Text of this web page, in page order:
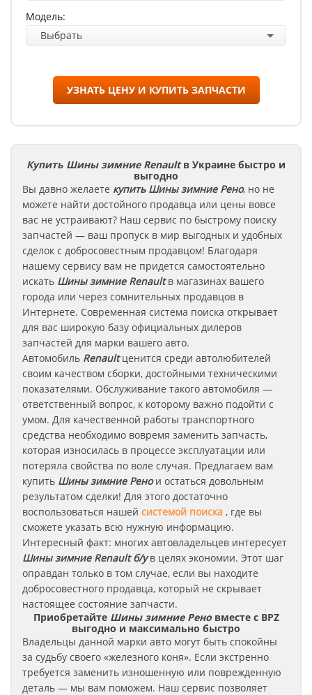
Модель:
Выбрать
УЗНАТЬ ЦЕНУ И КУПИТЬ ЗАПЧАСТИ
Купить Шины зимние Renaultв Украине быстро и
выгодно
Вы давно желаете купить Шины зимниеРено, но не
можете найти достойного продавца или цены вовсе
вас не устраивают? Наш сервис по быстрому поиску
запчастей — ваш пропуск в мир выгодных и удобных
сделок с добросовестным продавцом! Благодаря
нашему сервису вам не придется самостоятельно
искать Шины зимниеRenaultв магазинах вашего
города или через сомнительных продавцов в
Интернете. Современная система поиска открывает
для вас широкую базу официальных дилеров
запчастей для марки вашего авто.
Автомобиль Renault ценится среди автолюбителей
своим качеством сборки, достойными техническими
показателями. Обслуживание такого автомобиля —
ответственный вопрос, к которому важно подойти с
умом. Для качественной работы транспортного
средства необходимо вовремя заменить запчасть,
которая износилась в процессе эксплуатации или
потеряла свойства по воле случая. Предлагаем вам
купить Шины зимниеРенои остаться довольным
результатом сделки! Для этого достаточно
воспользоваться нашей системой поиска , где вы
сможете указать всю нужную информацию.
Интересный факт: многих автовладельцев интересует
Шины зимние Renault б/у в целях экономии. Этот шаг
оправдан только в том случае, если вы находите
добросовестного продавца, который не скрывает
настоящее состояние запчасти.
Приобретайте Шины зимние Реновместе с BPZ
выгодно и максимально быстро
Владельцы данной марки авто могут быть спокойны
за судьбу своего «железного коня». Если экстренно
требуется заменить изношенную или поврежденную
деталь — мы вам поможем. Наш сервис позволяет